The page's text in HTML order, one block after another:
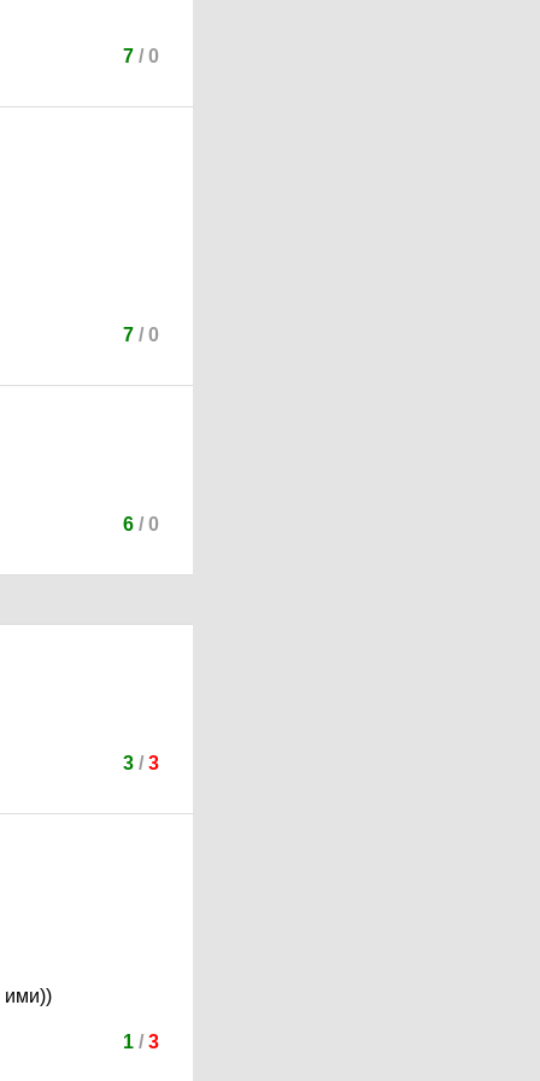
7/ 0
7/ 0
6/ 0
3/ 3
ими))
1/ 3